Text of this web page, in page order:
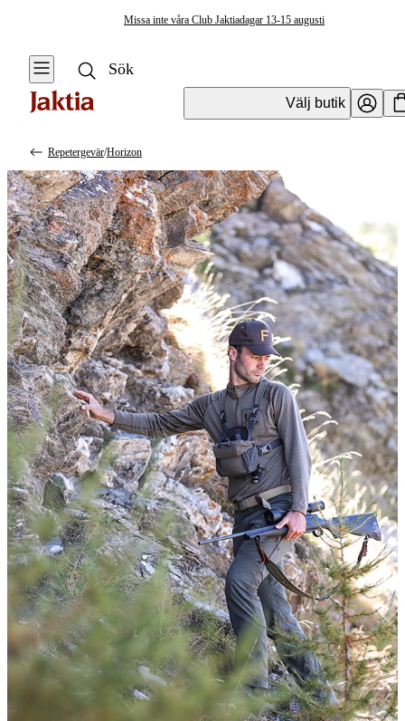
Missa inte våra Club Jaktiadagar 13-15 augusti
Välj butik
Vapen & Vapentillbehör
Se alla
Kulvapen
Hagelvapen
Vapenpaket
Pistol &
Revolver
Begagnade
vapen
Luftvapen
Vapenvård
Pilbågar och
Pilar
Vapenremmar
Stockar och kolvar
Ljuddämpare &
Se alla
Kulvapen
Repetergevär
Halvautomat
Halvautomat AR
Repetergevär/Horizon